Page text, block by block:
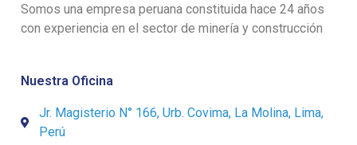
Somos una empresa peruana constituida hace 24 años
con experiencia en el sector de minería y construcción
Nuestra Oficina
Jr. Magisterio N° 166, Urb. Covima, La Molina, Lima,
Perú